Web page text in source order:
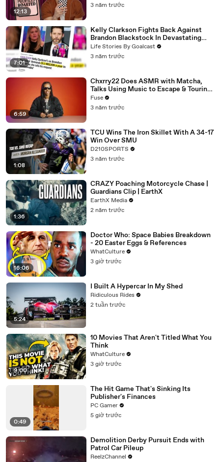
12:13
3 năm trước
7:01
Kelly Clarkson Fights Back Against
Brandon Blackstock In Devastating
Divorce Battle
Life Stories By Goalcast
3 năm trước
6:59
Chxrry22 Does ASMR with Matcha,
Talks Using Music to Escape & Touring
with The Weeknd
Fuse
3 năm trước
1:08
TCU Wins The Iron Skillet With A 34-17
Win Over SMU
D210SPORTS
3 năm trước
1:36
CRAZY Poaching Motorcycle Chase |
Guardians Clip | EarthX
EarthX Media
2 năm trước
16:06
Doctor Who: Space Babies Breakdown
- 20 Easter Eggs & References
WhatCulture
3 giờ trước
5:24
I Built A Hypercar In My Shed
Ridiculous Rides
2 tuần trước
9:00
10 Movies That Aren't Titled What You
Think
WhatCulture
3 giờ trước
0:49
The Hit Game That's Sinking Its
Publisher's Finances
PC Gamer
5 giờ trước
Demolition Derby Pursuit Ends with
Patrol Car Pileup
ReelzChannel